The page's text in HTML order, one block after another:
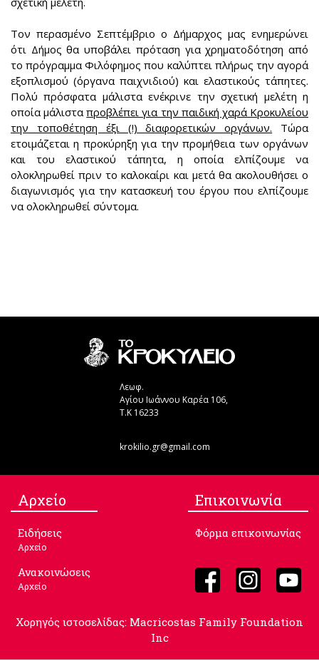
Τον περασμένο Σεπτέμβριο ο Δήμαρχος μας ενημερώνει
ότι Δήμος θα υποβάλει πρόταση για χρηματοδότηση από
το πρόγραμμα Φιλόφημος που καλύπτει πλήρως την αγορά
εξοπλισμού (όργανα παιχνιδιού) και ελαστικούς τάπητες.
Πολύ πρόσφατα μάλιστα ενέκρινε την σχετική μελέτη η
οποία μάλισταπροβλέπει για την παιδική χαρά Κροκυλείου
την τοποθέτηση έξι (!) διαφορετικών οργάνων. Τώρα
ετοιμάζεται η προκύρηξη για την προμήθεια των οργάνων
και του ελαστικού τάπητα, η οποία ελπίζουμε να
ολοκληρωθεί πριν το καλοκαίρι και μετά θα ακολουθήσει ο
διαγωνισμός για την κατασκευή του έργου που ελπίζουμε
να ολοκληρωθεί σύντομα.
Λεωφ.
Αγίου Ιωάννου Καρέα 106,
Τ.Κ 16233
krokilio.gr@gmail.com
Aρχείο
Ειδήσεις
Αρχείο
Ανακοινώσεις
Αρχείο
Επικοινωνία
Φόρμα επικοινωνίας
Χορηγός ιστοσελίδας: Macricostas Family Foundation
Inc